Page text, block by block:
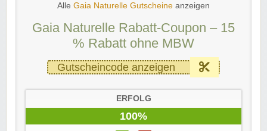
Alle Gaia Naturelle Gutscheine anzeigen
Gaia Naturelle Rabatt-Coupon – 15
% Rabatt ohne MBW
Gutscheincode anzeigen
ERFOLG
100%